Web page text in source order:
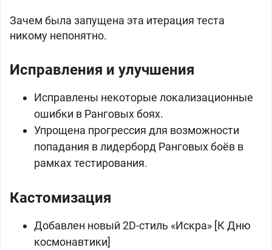
Зачем была запущена эта итерация теста
никому непонятно.
Исправления и улучшения
Исправлены некоторые локализационные
ошибки в Ранговых боях.
Упрощена прогрессия для возможности
попадания в лидерборд Ранговых боёв в
рамках тестирования.
Кастомизация
Добавлен новый 2D-стиль «Искра» [К Дню
космонавтики]